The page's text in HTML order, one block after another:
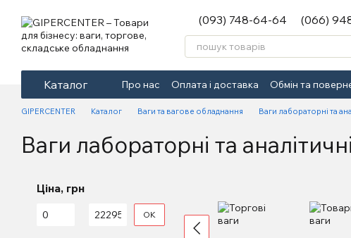
(093) 748-64-64 (066)
Каталог Про нас Оплата і доставка Обмін та
GIPERCENTER Каталог Ваги та вагове обладнання Ваги лабораторні та
Ваги лабораторні та аналітичні
Ціна, грн
Від Ціна, грн
До Ціна, грн ОК